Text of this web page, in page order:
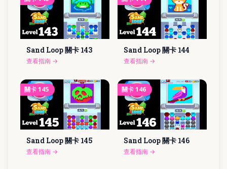
Sand Loop 關卡 143
查看指南 →
Sand Loop 關卡 144
查看指南 →
關卡145
Sand Loop 關卡 145
查看指南 →
關卡146
Sand Loop 關卡 146
查看指南 →